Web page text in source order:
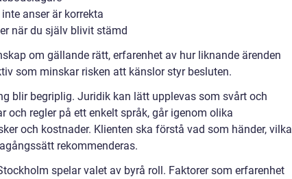
anser är korrekta
när du själv blivit stämd
om gällande rätt, erfarenhet av hur liknande ärenden
som minskar risken att känslor styr besluten.
blir begriplig. Juridik kan lätt upplevas som svårt och
och regler på ett enkelt språk, går igenom olika
och kostnader. Klienten ska förstå vad som händer, vilka
rekommenderas.
spelar valet av byrå roll. Faktorer som erfarenhet